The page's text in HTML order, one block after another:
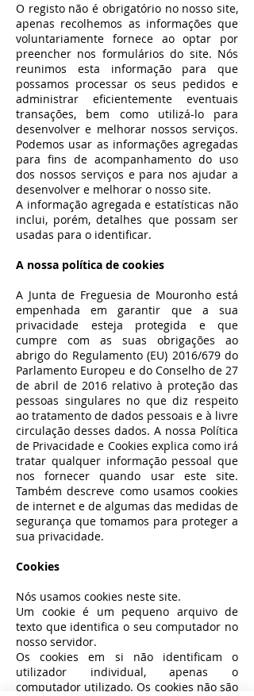
O registo não é obrigatório no nosso site,
apenas recolhemos as informações que
voluntariamente fornece ao optar por
preencher nos formulários do site. Nós
reunimos esta informação para que
possamos processar os seus pedidos e
administrar eficientemente eventuais
transações, bem como utilizá-lo para
desenvolver e melhorar nossos serviços.
Podemos usar as informações agregadas
para fins de acompanhamento do uso
dos nossos serviços e para nos ajudar a
desenvolver e melhorar o nosso site.
A informação agregada e estatísticas não
inclui, porém, detalhes que possam ser
usadas para o identificar.
A nossa política de cookies
A Junta de Freguesia de Mouronho está
empenhada em garantir que a sua
privacidade esteja protegida e que
cumpre com as suas obrigações ao
abrigo do Regulamento (EU) 2016/679 do
Parlamento Europeu e do Conselho de 27
de abril de 2016 relativo à proteção das
pessoas singulares no que diz respeito
ao tratamento de dados pessoais e à livre
circulação desses dados. A nossa Política
de Privacidade e Cookies explica como irá
tratar qualquer informação pessoal que
nos fornecer quando usar este site.
Também descreve como usamos cookies
de internet e de algumas das medidas de
segurança que tomamos para proteger a
sua privacidade.
Cookies
Nós usamos cookies neste site.
Um cookie é um pequeno arquivo de
texto que identifica o seu computador no
nosso servidor.
Os cookies em si não identificam o
utilizador individual, apenas o
computador utilizado. Os cookies não são